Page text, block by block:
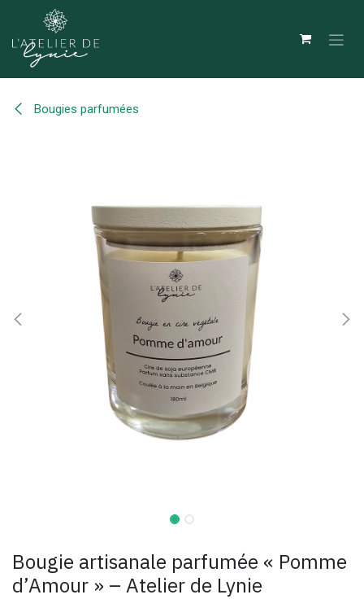
Se rendre au contenu
Bougies parfumées
Bougie artisanale parfumée « Pomme
d’Amour » – Atelier de Lynie